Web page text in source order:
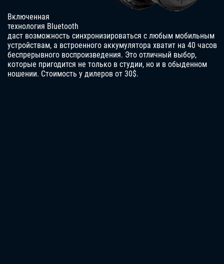
Включенная
технология Bluetooth
даст возможность синхронизироваться с любым мобильным
устройствам, а встроенного аккумулятора хватит на 40 часов
беспрерывного воспроизведения. Это отличный выбор,
которые пригодится не только в студии, но и в обыденном
ношении. Стоимость у дилеров от 30$.